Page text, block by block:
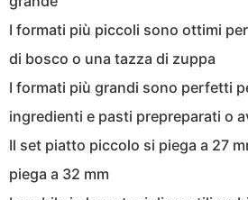
I formati più piccoli sono ottimi
di bosco o una tazza di zuppa
I formati più grandi sono perfetti
ingredienti e pasti prepreparati o
Il set piatto piccolo si piega a 27
piega a 32 mm